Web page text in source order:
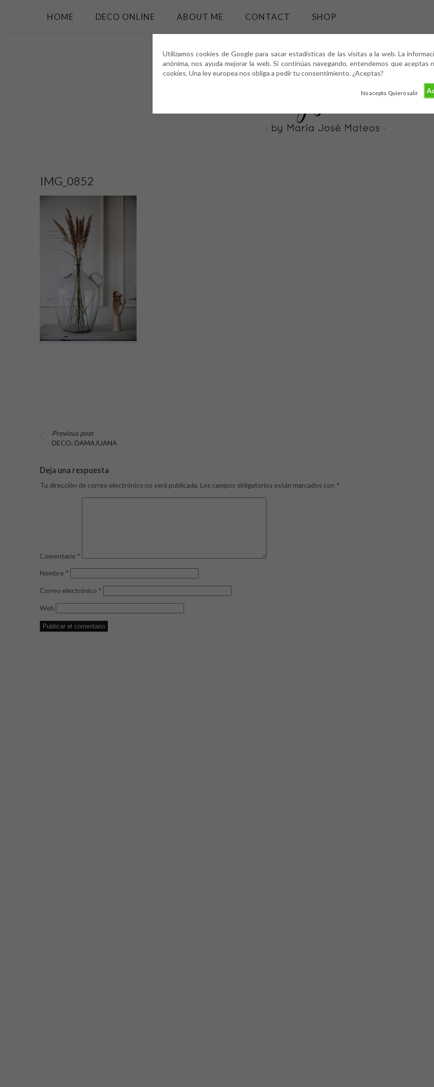
Utilizamos cookies de Google para sacar estadísticas de las visitas a la web. La
anónima, nos ayuda mejorar la web. Si continúas navegando, entendemos que aceptas
cookies. Una ley europea nos obliga a pedir tu consentimiento. ¿Aceptas?
No acepto. Quiero salir
HOME DECO ONLINE ABOUT ME CONTACT SHOP
IMG_0852
Previous post
DECO: DAMAJUANA
Deja una respuesta
Tu dirección de correo electrónico no será publicada. Los campos obligatorios están marcados con *
Comentario *
Nombre *
Correo electrónico *
Web